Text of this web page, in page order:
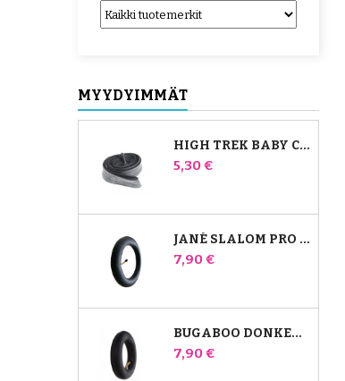
MYYDYIMMÄT
HIGH TREK BABY COMFORT -SISÄPUTKI
Hinta
5,30 €
JANÉ SLALOM PRO JA POWERTWIN RATTAIDEN SISÄKUMI
Hinta
7,90 €
BUGABOO DONKEY RATTAIDEN ETUILMAKAMMIO
Hinta
7,90 €